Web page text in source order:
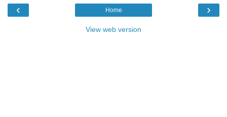
‹ ›
Home
View web version